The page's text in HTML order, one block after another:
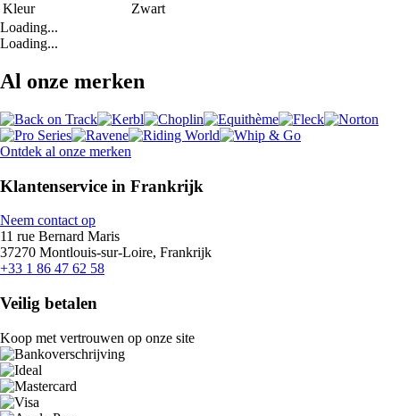
Kleur
Zwart
Loading...
Loading...
Al onze merken
Ontdek al onze merken
Klantenservice in Frankrijk
Neem contact op
11 rue Bernard Maris
37270 Montlouis-sur-Loire, Frankrijk
+33 1 86 47 62 58
Veilig betalen
Koop met vertrouwen op onze site